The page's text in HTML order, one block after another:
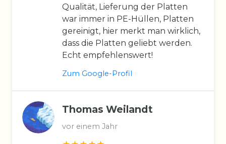
Qualität, Lieferung der Platten
war immer in PE-Hüllen, Platten
gereinigt, hier merkt man wirklich,
dass die Platten geliebt werden.
Echt empfehlenswert!
Zum Google-Profil
Thomas Weilandt
vor einem Jahr